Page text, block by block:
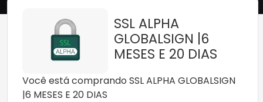
SSL ALPHA
GLOBALSIGN |6
MESES E 20 DIAS
Você está comprando SSL ALPHA GLOBALSIGN
|6 MESES E 20 DIAS